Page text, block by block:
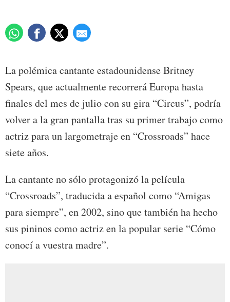
La polémica cantante estadounidense Britney
Spears, que actualmente recorrerá Europa hasta
finales del mes de julio con su gira “Circus”, podría
volver a la gran pantalla tras su primer trabajo como
actriz para un largometraje en “Crossroads” hace
siete años.
La cantante no sólo protagonizó la película
“Crossroads”, traducida a español como “Amigas
para siempre”, en 2002, sino que también ha hecho
sus pininos como actriz en la popular serie “Cómo
conocí a vuestra madre”.